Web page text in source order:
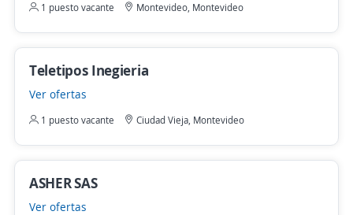
1 puesto vacante Montevideo, Montevideo
Teletipos Inegieria
Ver ofertas
1 puesto vacante Ciudad Vieja, Montevideo
ASHER SAS
Ver ofertas